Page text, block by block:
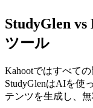
StudyGlen
ツール
Kahootではすべて
StudyGlenはAIを使
テンツを生成し、